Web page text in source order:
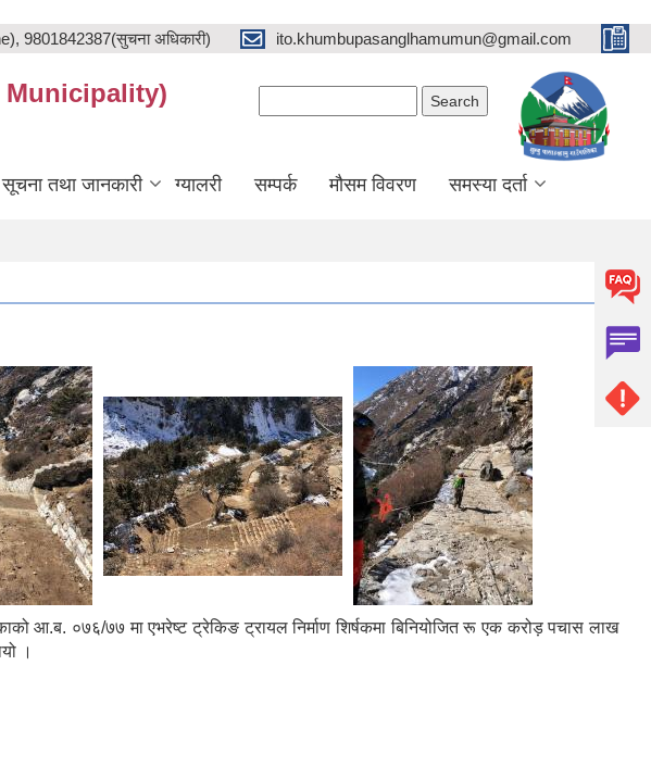
9801842387(सुचना अधिकारी) ito.khumbupasanglhamumun@gmail.com
Municipality)
सूचना तथा जानकारी ग्यालरी सम्पर्क मौसम विवरण समस्या दर्ता
आ.ब. ०७६/७७ मा एभरेष्ट ट्रेकिङ ट्रायल निर्माण शिर्षकमा बिनियोजित रू एक करोड़ पचास लाख
।